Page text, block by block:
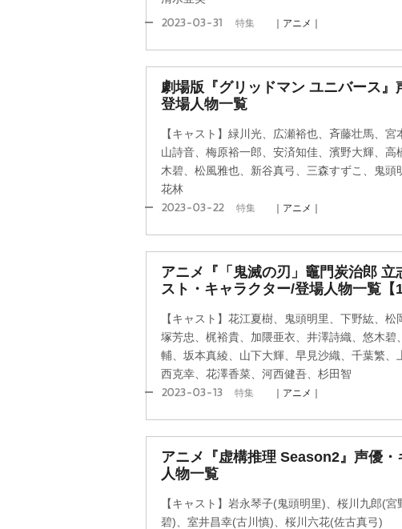
2023-03-31 特集 ｜アニメ｜
劇場版『グリッドマン ユニバース』
登場人物一覧
【キャスト】緑川光、広瀬裕也、斉藤壮馬、
山詩音、梅原裕一郎、安済知佳、濱野大輝、高
木碧、松風雅也、新谷真弓、三森すずこ、鬼頭
花林
2023-03-22 特集 ｜アニメ｜
アニメ『「鬼滅の刃」竈門炭治郎 立
スト・キャラクター/登場人物一覧【1
【キャスト】花江夏樹、鬼頭明里、下野紘、
塚芳忠、梶裕貴、加隈亜衣、井澤詩織、悠木碧
輔、坂本真綾、山下大輝、早見沙織、千葉繁、
西克幸、花澤香菜、河西健吾、杉田智
2023-03-13 特集 ｜アニメ｜
アニメ『虚構推理 Season2』声優・
人物一覧
【キャスト】岩永琴子(鬼頭明里)、桜川九郎(
碧)、室井昌幸(古川慎)、桜川六花(佐古真弓)